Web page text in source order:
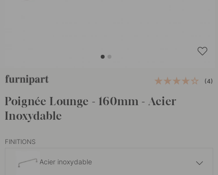
(4)
Poignée Lounge - 160mm - Acier
Inoxydable
FINITIONS
Acier inoxydable